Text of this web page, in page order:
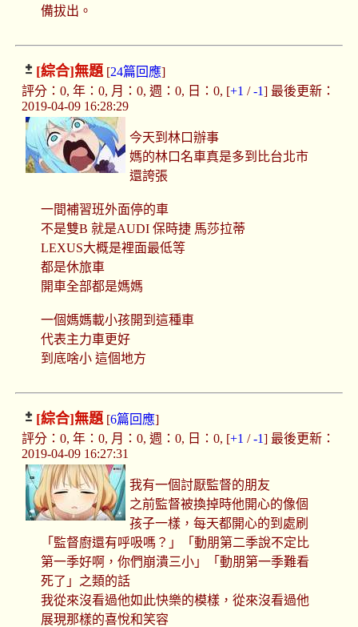
備拔出。
[綜合]無題[24篇回應]
評分：0, 年：0, 月：0, 週：0, 日：0, [+1 /-1] 最後更新：
2019-04-09 16:28:29
今天到林口辦事
媽的林口名車真是多到比台北市
還誇張
一間補習班外面停的車
不是雙B 就是AUDI 保時捷 馬莎拉蒂
LEXUS大概是裡面最低等
都是休旅車
開車全部都是媽媽
一個媽媽載小孩開到這種車
代表主力車更好
到底啥小 這個地方
[綜合]無題[6篇回應]
評分：0, 年：0, 月：0, 週：0, 日：0, [+1 /-1] 最後更新：
2019-04-09 16:27:31
我有一個討厭監督的朋友
之前監督被換掉時他開心的像個
孩子一樣，每天都開心的到處刷
「監督廚還有呼吸嗎？」「動朋第二季說不定比
第一季好啊，你們崩潰三小」「動朋第一季難看
死了」之類的話
我從來沒看過他如此快樂的模樣，從來沒看過他
展現那樣的喜悅和笑容